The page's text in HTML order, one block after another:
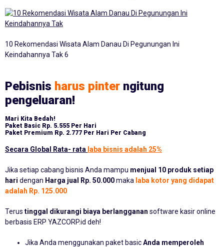
10 Rekomendasi Wisata Alam Danau Di Pegunungan Ini
Keindahannya Tak 6
Pebisnis harus pinter ngitung
pengeluaran!
Mari Kita Bedah!
Paket Basic Rp. 5.555 Per Hari
Paket Premium Rp. 2.777 Per Hari Per Cabang
Secara Global Rata- rata laba bisnis adalah 25%
Jika setiap cabang bisnis Anda mampu menjual 10 produk setiap
hari dengan Harga jual Rp. 50.000maka laba kotor yang didapat
adalah Rp. 125.000
Terus tinggal dikurangi biaya berlangganan software kasir online
berbasis ERP YAZCORP.id deh!
Jika Anda menggunakan paket basicAnda memperoleh